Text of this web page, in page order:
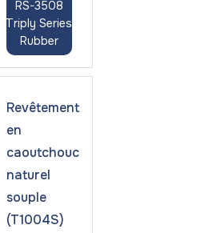
RS-3508
Triply Series
Rubber
Revêtement
en
caoutchouc
naturel
souple
(T1004S)